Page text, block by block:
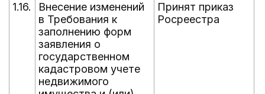
1.16.
Внесение изменений
в Требования к
заполнению форм
заявления о
государственном
кадастровом учете
недвижимого
Принят приказ
Росреестра